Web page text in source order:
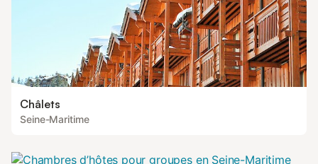
Châlets
Seine-Maritime